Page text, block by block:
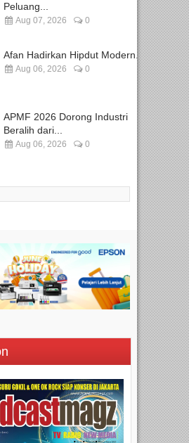
Peluang...
Aug 07, 2026 0
Afan Hadirkan Hipdut Modern...
Aug 06, 2026 0
APMF 2026 Dorong Industri
Beralih dari...
Aug 06, 2026 0